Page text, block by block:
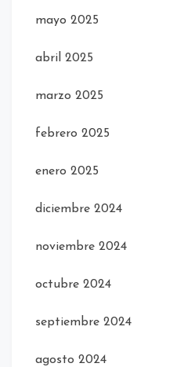
mayo 2025
abril 2025
marzo 2025
febrero 2025
enero 2025
diciembre 2024
noviembre 2024
octubre 2024
septiembre 2024
agosto 2024